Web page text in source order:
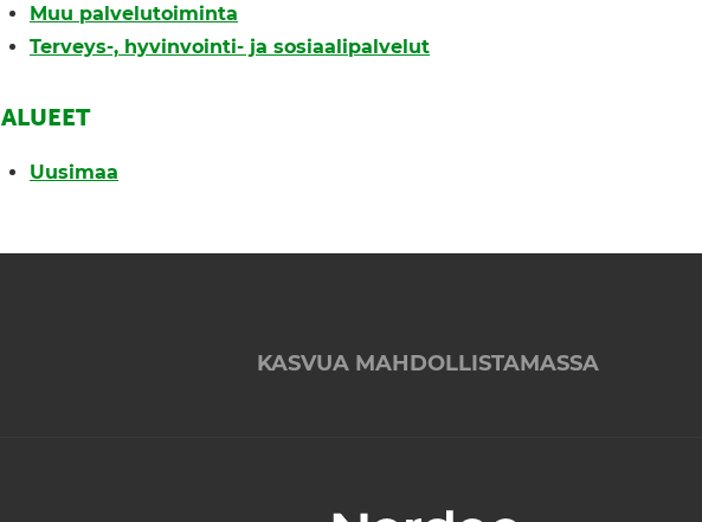
Muu palvelutoiminta
Terveys-, hyvinvointi- ja sosiaalipalvelut
ALUEET
Uusimaa
KASVUA MAHDOLLISTAMASSA